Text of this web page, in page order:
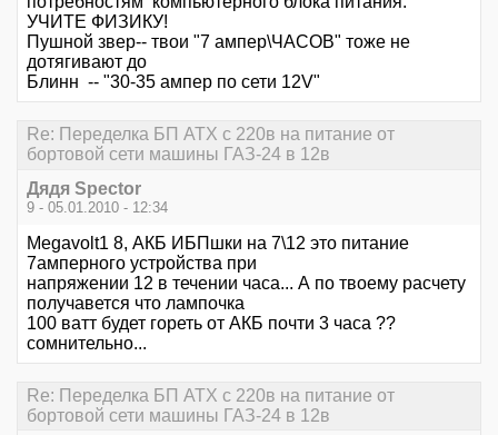
УЧИТЕ ФИЗИКУ!
Пушной звер-- твои "7 ампер\ЧАСОВ" тоже не
дотягивают до
Блинн -- "30-35 ампер по сети 12V"
Re: Переделка БП ATX с 220в на питание от
бортовой сети машины ГАЗ-24 в 12в
Дядя Speсtor
9 - 05.01.2010 - 12:34
Megavolt1 8, АКБ ИБПшки на 7\12 это питание
7амперного устройства при
напряжении 12 в течении часа... А по твоему расчету
получавется что лампочка
100 ватт будет гореть от АКБ почти 3 часа ??
сомнительно...
Re: Переделка БП ATX с 220в на питание от
бортовой сети машины ГАЗ-24 в 12в